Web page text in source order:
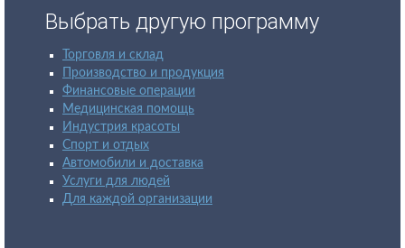
Выбрать другую программу
Торговля и склад
Производство и продукция
Финансовые операции
Медицинская помощь
Индустрия красоты
Спорт и отдых
Автомобили и доставка
Услуги для людей
Для каждой организации